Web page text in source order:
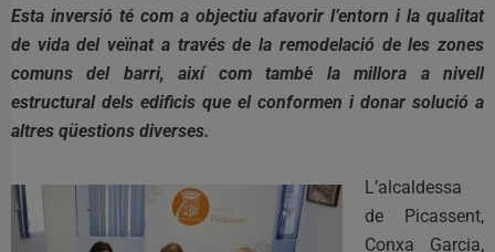
Esta inversió té com a objectiu afavorir l’entorn i la qualitat
de vida del veïnat a través de la remodelació de les zones
comuns del barri, així com també la millora a nivell
estructural dels edificis que el conformen i donar solució a
altres qüestions diverses.
L’alcaldessa
de Picassent,
Conxa Garcia,